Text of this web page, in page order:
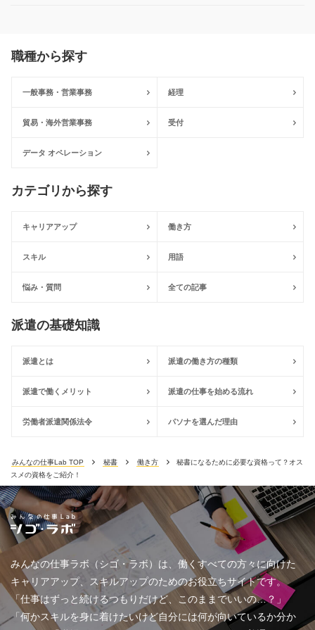
職種から探す
一般事務・営業事務 経理
貿易・海外営業事務 受付
データ オペレーション
カテゴリから探す
キャリアアップ 働き方
スキル 用語
悩み・質問 全ての記事
派遣の基礎知識
派遣とは 派遣の働き方の種類
派遣で働くメリット 派遣の仕事を始める流れ
労働者派遣関係法令 パソナを選んだ理由
みんなの仕事Lab TOP 秘書 働き方
秘書になるために必要な資格って？オス
スメの資格をご紹介！
みんなの仕事ラボ（シゴ・ラボ）は、働くすべての方々に向けた
キャリアアップ、スキルアップのためのお役立ちサイトです。
「仕事はずっと続けるつもりだけど、このままでいいの…？」
「何かスキルを身に着けたいけど自分には何が向いているか分か